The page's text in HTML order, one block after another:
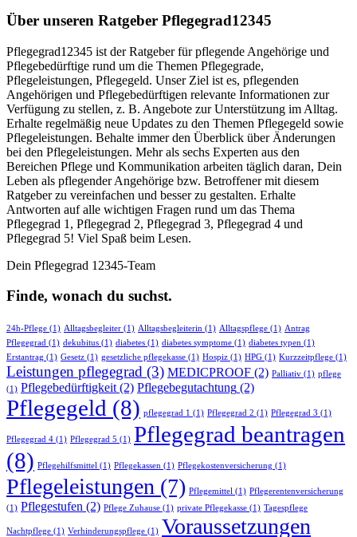
Über unseren Ratgeber Pflegegrad12345
Pflegegrad12345 ist der Ratgeber für pflegende Angehörige und
Pflegebedürftige rund um die Themen Pflegegrade,
Pflegeleistungen, Pflegegeld. Unser Ziel ist es, pflegenden
Angehörigen und Pflegebedürftigen relevante Informationen zur
Verfügung zu stellen, z. B. Angebote zur Unterstützung im Alltag.
Erhalte regelmäßig neue Updates zu den Themen Pflegegeld sowie
Pflegeleistungen. Behalte immer den Überblick über Änderungen
bei den Pflegeleistungen. Mehr als sechs Experten aus den
Bereichen Pflege und Kommunikation arbeiten täglich daran, Dein
Leben als pflegender Angehörige bzw. Betroffener mit diesem
Ratgeber zu vereinfachen und besser zu gestalten. Erhalte
Antworten auf alle wichtigen Fragen rund um das Thema
Pflegegrad 1, Pflegegrad 2, Pflegegrad 3, Pflegegrad 4 und
Pflegegrad 5! Viel Spaß beim Lesen.
Dein Pflegegrad 12345-Team
Finde, wonach du suchst.
24h-Pflege (1) Alltagsbegleiter (1) Alltagsbegleiterin (1) Alltagspflege (1) Antrag
Pflegegrad (1) dekubitus (1) diabetes (1) diabetes symptome (1) diabetes typen (1)
Erstantrag (1) Gesetz (1) gesetzliche pflegekasse (1) Hospiz (1) HPG (1) Kurzzeitpflege (1)
Leistungen pflegegrad (3) MEDICPROOF (2) Palliativ (1) pflege
(1) Pflegebedürftigkeit (2) Pflegebegutachtung (2)
Pflegegeld (8) pflegegrad 1 (1) Pflegegrad 2 (1) Pflegegrad 3 (1)
Pflegegrad 4 (1) Pflegegrad 5 (1) Pflegegrad beantragen
(8) Pflegehilfsmittel (1) Pflegekassen (1) Pflegekostenversicherung (1)
Pflegeleistungen (7) Pflegemittel (1) Pflegerentenversicherung
(1) Pflegestufen (2) Pflege Zuhause (1) private Pflegekasse (1) Tagespflege
Nachtpflege (1) Verhinderungspflege (1) Voraussetzungen